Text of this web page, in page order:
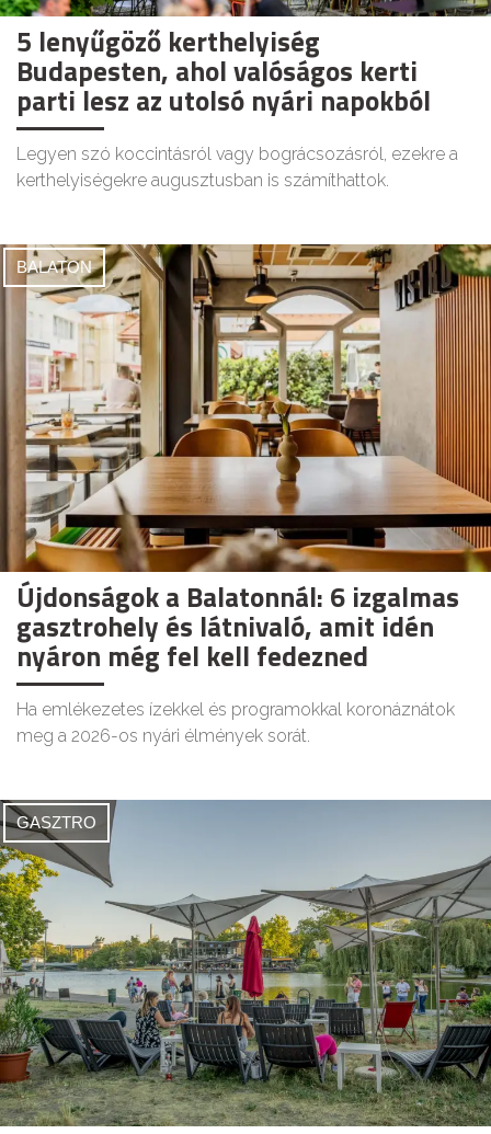
5 lenyűgöző kerthelyiség
Budapesten, ahol valóságos kerti
parti lesz az utolsó nyári napokból
Legyen szó koccintásról vagy bográcsozásról, ezekre a
kerthelyiségekre augusztusban is számíthattok.
BALATON
Újdonságok a Balatonnál: 6 izgalmas
gasztrohely és látnivaló, amit idén
nyáron még fel kell fedezned
Ha emlékezetes ízekkel és programokkal koronáznátok
meg a 2026-os nyári élmények sorát.
GASZTRO